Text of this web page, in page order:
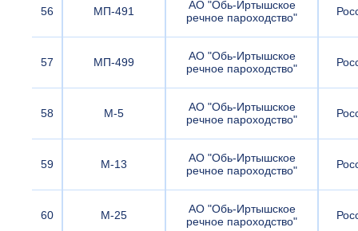
56 МП-491
АО "Обь-Иртышское
речное пароходство"
57 МП-499
АО "Обь-Иртышское
речное пароходство"
58 М-5
АО "Обь-Иртышское
речное пароходство"
59 М-13
АО "Обь-Иртышское
речное пароходство"
60 М-25
АО "Обь-Иртышское
речное пароходство"